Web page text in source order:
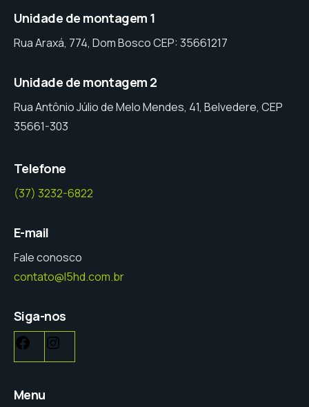
Unidade de montagem 1
Rua Araxá, 774, Dom Bosco CEP: 35661217
Unidade de montagem 2
Rua Antônio Júlio de Melo Mendes, 41, Belvedere, CEP
35661-303
Telefone
(37) 3232-6822
E-mail
Fale conosco
contato@l5hd.com.br
Siga-nos
Menu